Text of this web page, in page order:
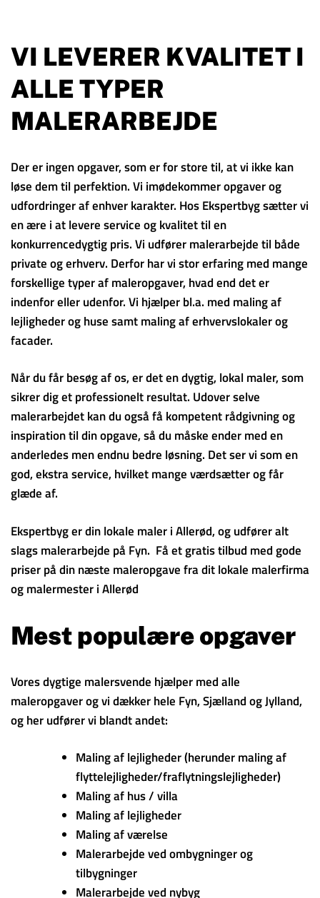
VI LEVERER KVALITET I
ALLE TYPER
MALERARBEJDE
Der er ingen opgaver, som er for store til, at vi ikke kan
løse dem til perfektion. Vi imødekommer opgaver og
udfordringer af enhver karakter. Hos Ekspertbyg sætter vi
en ære i at levere service og kvalitet til en
konkurrencedygtig pris. Vi udfører malerarbejde til både
private og erhverv. Derfor har vi stor erfaring med mange
forskellige typer af maleropgaver, hvad end det er
indenfor eller udenfor. Vi hjælper bl.a. med maling af
lejligheder og huse samt maling af erhvervslokaler og
facader.
Når du får besøg af os, er det en dygtig, lokal maler, som
sikrer dig et professionelt resultat. Udover selve
malerarbejdet kan du også få kompetent rådgivning og
inspiration til din opgave, så du måske ender med en
anderledes men endnu bedre løsning. Det ser vi som en
god, ekstra service, hvilket mange værdsætter og får
glæde af.
Ekspertbyg er din lokale maler i Allerød, og udfører alt
slags malerarbejde på Fyn. Få et gratis tilbud med gode
priser på din næste maleropgave fra dit lokale malerfirma
og malermester i Allerød
Mest populære opgaver
Vores dygtige malersvende hjælper med alle
maleropgaver og vi dækker hele Fyn, Sjælland og Jylland,
og her udfører vi blandt andet:
Maling af lejligheder (herunder maling af
flyttelejligheder/fraflytningslejligheder)
Maling af hus / villa
Maling af lejligheder
Maling af værelse
Malerarbejde ved ombygninger og
tilbygninger
Malerarbejde ved nybyg